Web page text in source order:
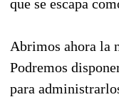
que se escapa
Abrimos ahora la
Podremos
para